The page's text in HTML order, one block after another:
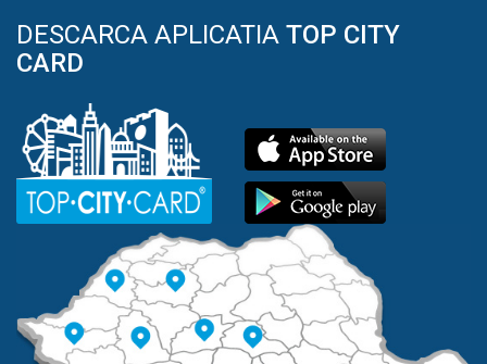
DESCARCA APLICATIA TOP CITY
CARD